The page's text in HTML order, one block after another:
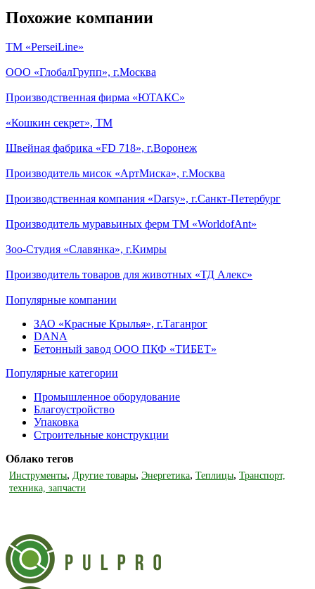
Похожие компании
ТМ «PerseiLine»
ООО «ГлобалГрупп», г.Москва
Производственная фирма «ЮТАКС»
«Кошкин секрет», ТМ
Швейная фабрика «FD 718», г.Воронеж
Производитель мисок «АртМиска», г.Москва
Производственная компания «Darsy», г.Санкт-Петербург
Производитель муравьиных ферм ТМ «WorldofAnt»
Зоо-Студия «Славянка», г.Кимры
Производитель товаров для животных «ТД Алекс»
Популярные компании
ЗАО «Красные Крылья», г.Таганрог
DANA
Бетонный завод ООО ПКФ «ТИБЕТ»
Популярные категории
Промышленное оборудование
Благоустройство
Упаковка
Строительные конструкции
Облако тегов
Инструменты, Другие товары, Энергетика, Теплицы, Транспорт,
техника, запчасти